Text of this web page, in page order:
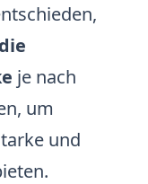
je nach
um
und